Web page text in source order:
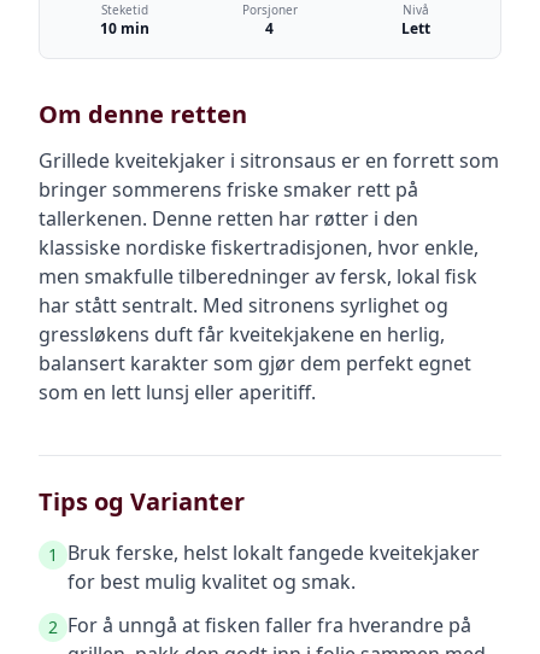
Steketid
10 min
Porsjoner
4
Nivå
Lett
Om denne retten
Grillede kveitekjaker i sitronsaus er en forrett som
bringer sommerens friske smaker rett på
tallerkenen. Denne retten har røtter i den
klassiske nordiske fiskertradisjonen, hvor enkle,
men smakfulle tilberedninger av fersk, lokal fisk
har stått sentralt. Med sitronens syrlighet og
gressløkens duft får kveitekjakene en herlig,
balansert karakter som gjør dem perfekt egnet
som en lett lunsj eller aperitiff.
Tips og Varianter
1
Bruk ferske, helst lokalt fangede kveitekjaker
for best mulig kvalitet og smak.
2 For å unngå at fisken faller fra hverandre på